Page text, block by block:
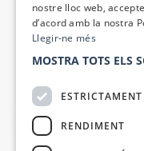
Valora
Canal
nostre lloc web,
d’acord amb la nostra
Llegir-ne més
MOSTRA TOTS ELS
RENDIMENT